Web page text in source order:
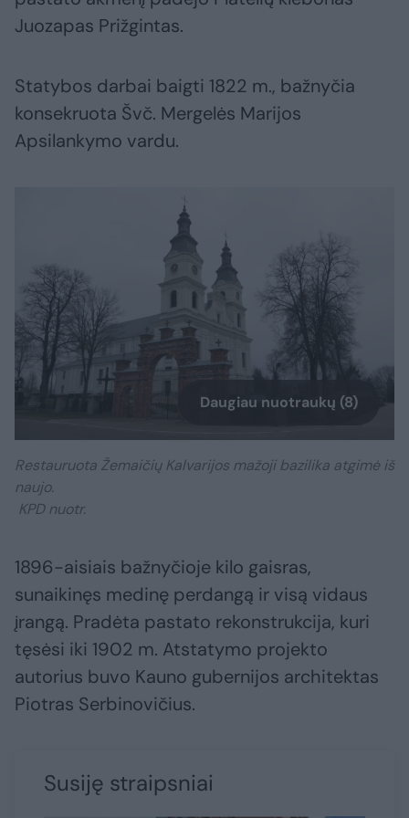
Juozapas Prižgintas.
Statybos darbai baigti 1822 m., bažnyčia
konsekruota Švč. Mergelės Marijos
Apsilankymo vardu.
Daugiau nuotraukų (8)
Restauruota Žemaičių Kalvarijos mažoji bazilika atgimė iš
naujo.
KPD nuotr.
1896-aisiais bažnyčioje kilo gaisras,
sunaikinęs medinę perdangą ir visą vidaus
įrangą. Pradėta pastato rekonstrukcija, kuri
tęsėsi iki 1902 m. Atstatymo projekto
autorius buvo Kauno gubernijos architektas
Piotras Serbinovičius.
Susiję straipsniai